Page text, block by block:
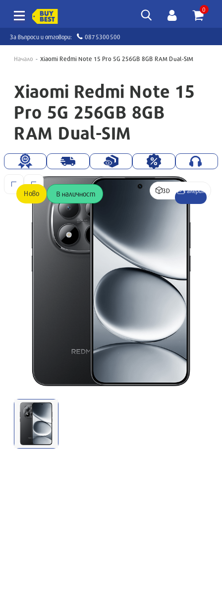
0
За въпроси и отговори: 0875300500
Начало Xiaomi Redmi Note 15 Pro 5G 256GB 8GB RAM Dual-SIM
Xiaomi Redmi Note 15
Pro 5G 256GB 8GB
RAM Dual-SIM
Ново В наличност 3D Галерия